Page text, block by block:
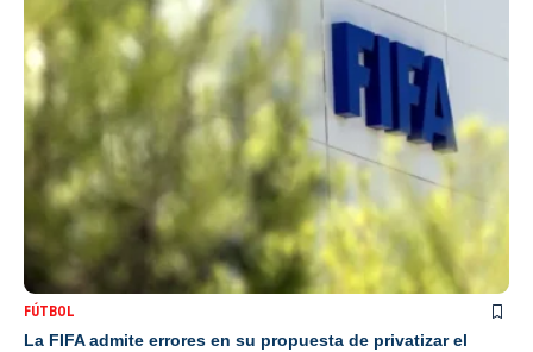
FÚTBOL
La FIFA admite errores en su propuesta de privatizar el